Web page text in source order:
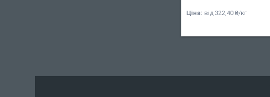
Ціна: від 322,40 ₴/кг